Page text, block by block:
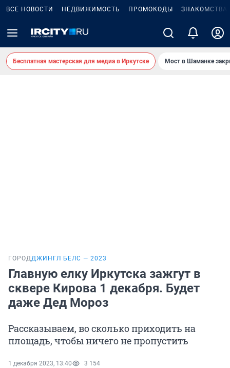
ВСЕ НОВОСТИ НЕДВИЖИМОСТЬ ПРОМОКОДЫ ЗНАКОМСТВА
Бесплатная мастерская для медиа в Иркутске Мост в Шаманке
ГОРОДДЖИНГЛ БЕЛС — 2023
Главную елку Иркутска зажгут в
сквере Кирова 1 декабря. Будет
даже Дед Мороз
Рассказываем, во сколько приходить на
площадь, чтобы ничего не пропустить
1 декабря 2023, 13:40 3 154